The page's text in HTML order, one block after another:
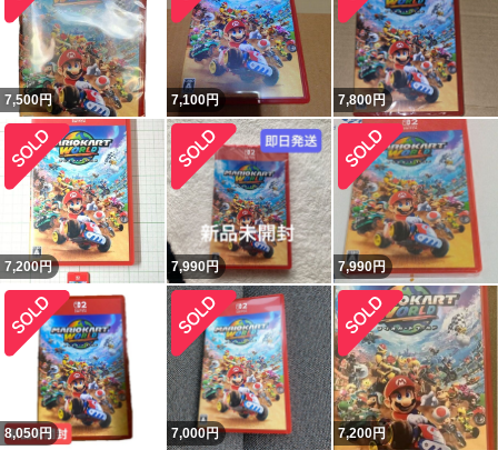
7,500円 7,100円 7,800円
7,200円 7,990円 7,990円
8,050円 7,000円 7,200円